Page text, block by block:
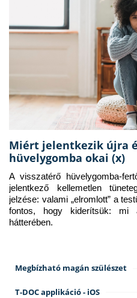
Miért jelentkezik újra
hüvelygomba okai (x)
A visszatérő hüvelygomba-
jelentkező kellemetlen
jelzése: valami „elromlott” a
fontos, hogy kiderítsük: mi
hátterében.
Megbízható magán szülészet
T-DOC applikáció - iOS